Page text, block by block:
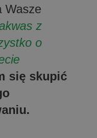
Wasze
z
o
się skupić